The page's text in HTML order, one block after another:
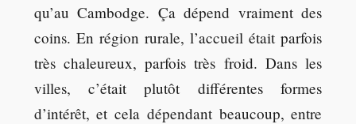
qu’au Cambodge. Ça dépend vraiment des
coins. En région rurale, l’accueil était parfois
très chaleureux, parfois très froid. Dans les
villes, c’était plutôt différentes formes
d’intérêt, et cela dépendant beaucoup, entre